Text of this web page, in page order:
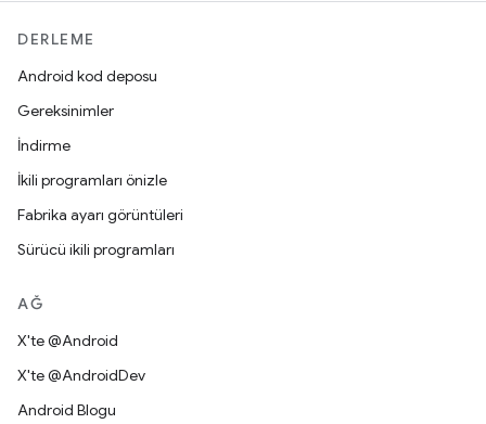
DERLEME
Android kod deposu
Gereksinimler
İndirme
İkili programları önizle
Fabrika ayarı görüntüleri
Sürücü ikili programları
AĞ
X'te @Android
X'te @AndroidDev
Android Blogu